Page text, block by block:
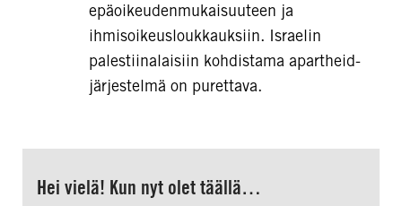
epäoikeudenmukaisuuteen ja
ihmisoikeusloukkauksiin. Israelin
palestiinalaisiin kohdistama apartheid-
järjestelmä on purettava.
Hei vielä! Kun nyt olet täällä…